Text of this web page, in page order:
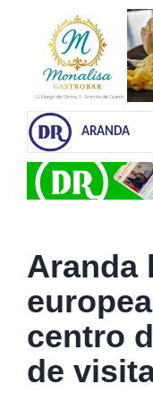
ARANDA
Aranda
centro
de